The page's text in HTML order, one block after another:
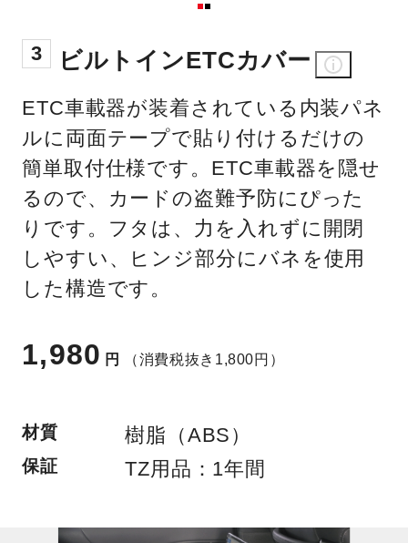
3 ビルトインETCカバー
ETC車載器が装着されている内装パネ
ルに両面テープで貼り付けるだけの
簡単取付仕様です。ETC車載器を隠せ
るので、カードの盗難予防にぴった
りです。フタは、力を入れずに開閉
しやすい、ヒンジ部分にバネを使用
した構造です。
1,980 円 （消費税抜き1,800円）
材質 樹脂（ABS）
保証 TZ用品：1年間